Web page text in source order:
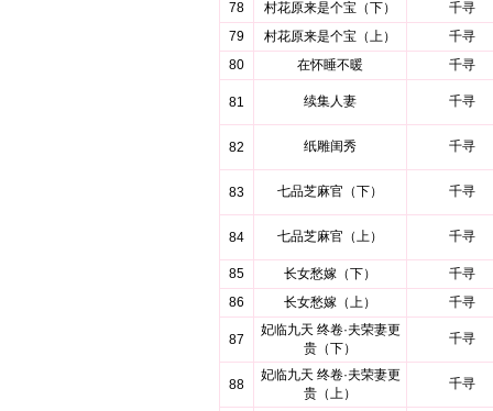
78 村花原来是个宝（下）
千寻
79
村花原来是个宝（上）
千寻
80
在怀睡不暖 千寻
81 续集人妻 千寻
82 纸雕闺秀 千寻
83 七品芝麻官（下） 千寻
84 七品芝麻官（上） 千寻
85 长女愁嫁（下）
千寻
86
长女愁嫁（上） 千寻
87
妃临九天 终卷·夫荣妻更
贵（下）
千寻
88
妃临九天 终卷·夫荣妻更
贵（上）
千寻